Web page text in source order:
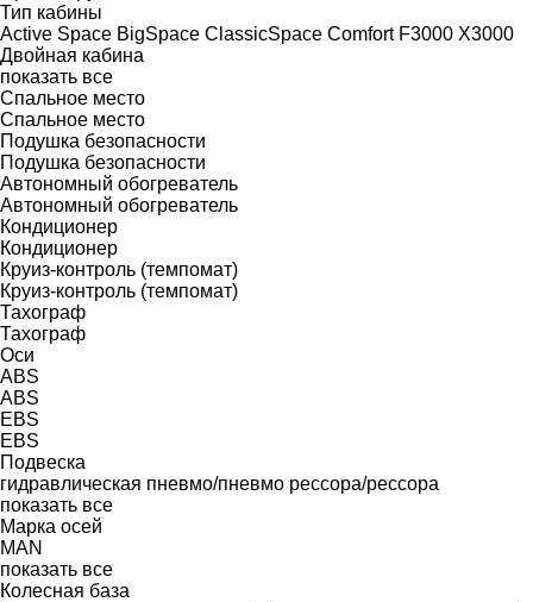
Тип кабины
Active Space BigSpace ClassicSpace Comfort F3000 X3000
Двойная кабина
показать все
Спальное место
Спальное место
Подушка безопасности
Подушка безопасности
Автономный обогреватель
Автономный обогреватель
Кондиционер
Кондиционер
Круиз-контроль (темпомат)
Круиз-контроль (темпомат)
Тахограф
Тахограф
Оси
ABS
ABS
EBS
EBS
Подвеска
гидравлическая пневмо/пневмо рессора/рессора
показать все
Марка осей
MAN
показать все
Колесная база